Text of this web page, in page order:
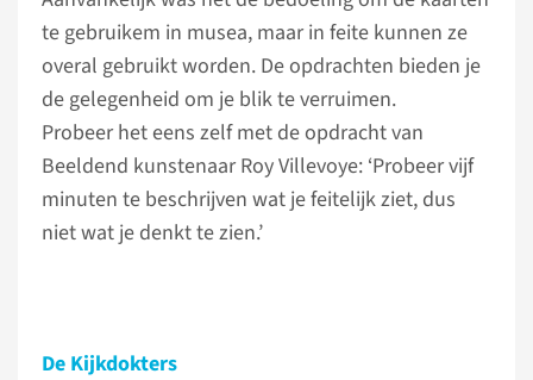
te gebruikem in musea, maar in feite kunnen ze
overal gebruikt worden. De opdrachten bieden je
de gelegenheid om je blik te verruimen.
Probeer het eens zelf met de opdracht van
Beeldend kunstenaar Roy Villevoye: ‘Probeer vijf
minuten te beschrijven wat je feitelijk ziet, dus
niet wat je denkt te zien.’
De Kijkdokters